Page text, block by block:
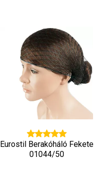
Eurostil Berakóháló Fekete
01044/50